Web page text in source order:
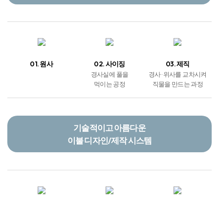
01. 원사 02. 사이징
경사실에 풀을
먹이는 공정
03. 제직
경사 · 위사를 교차시켜
직물을 만드는 과정
기술적이고 아름다운
이불 디자인/제작 시스템